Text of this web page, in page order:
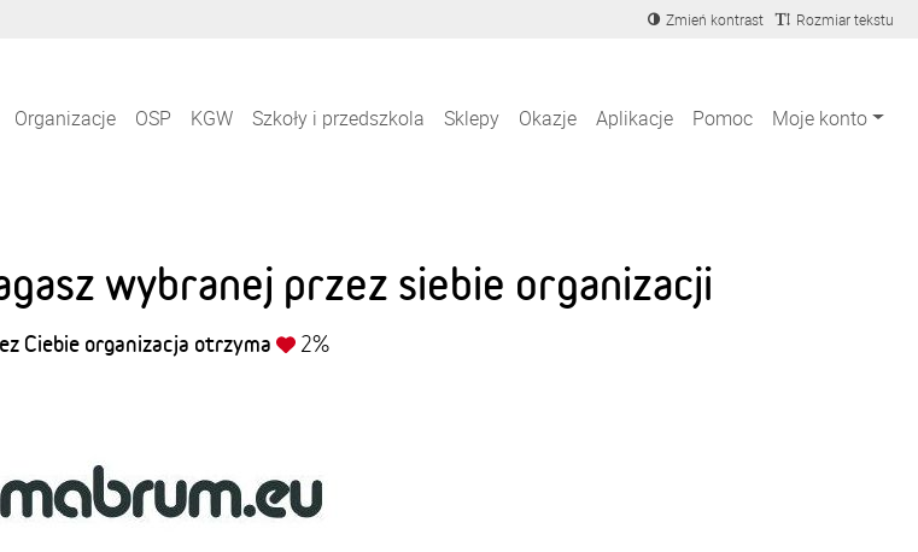
Zmień kontrast Rozmiar tekstu
Organizacje OSP KGW Szkoły i przedszkola Sklepy Okazje Aplikacje Pomoc Moje konto
wybranej przez siebie organizacji
Ciebie organizacja otrzyma 2%